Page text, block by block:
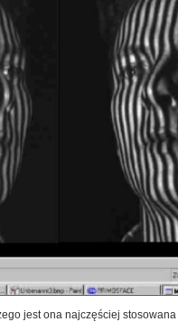
jest ona najczęściej